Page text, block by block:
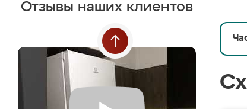
Отзывы наших клиентов